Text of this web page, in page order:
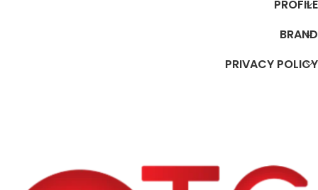
PROFILE
BRAND
PRIVACY POLICY